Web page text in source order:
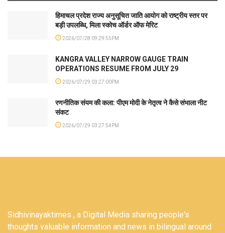
हिमाचल प्रदेश राज्य अनुसूचित जाति आयोग को राष्ट्रीय स्तर पर
बड़ी उपलब्धि, मिला स्कोच ऑर्डर ऑफ मेरिट
2026/07/28 09:29:55PM
KANGRA VALLEY NARROW GAUGE TRAIN
OPERATIONS RESUME FROM JULY 29
2026/07/29 03:27:00PM
रणनीतिक संयम की कला: पीएम मोदी के नेतृत्व ने कैसे संभाला नीट
संकट
2026/07/29 03:27:54PM
Sidhivinayaktimes , a Digital Media sharing people's
thoughts valuable information and news in bilingual around